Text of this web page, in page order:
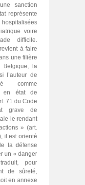
sanction
représente
voire
difficile.
à faire
une filière
Belgique, la
l’auteur de
comme
en état de
71 du Code
grave de
le rendant
» (art.
il est orienté
la défense
un « danger
pour
de sûreté,
en annexe